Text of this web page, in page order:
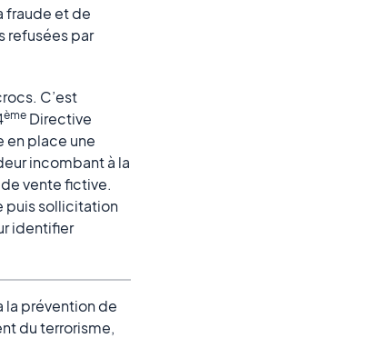
fraude et de
refusées par
C’est
ème Directive
en place une
incombant à la
vente fictive.
puis sollicitation
identifier
la prévention de
du terrorisme,